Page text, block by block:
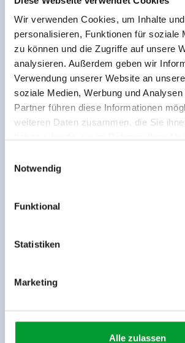
Wir verwenden Cookies, um Inhalte
personalisieren, Funktionen für soziale
zu können und die Zugriffe auf unsere
analysieren. Außerdem geben wir
Verwendung unserer Website an
soziale Medien, Werbung und
Partner führen diese Informationen
weiteren Daten zusammen, die Sie
Rohr 23// A-6280 Zell am Ziller
www.zillertalarena.com
Notwendig
Funktional
Statistiken
Marketing
Alle zulassen
Uitrusting van de accommodatie
🜉WLAN 🍺gezinsvriendelijk
Parkeren